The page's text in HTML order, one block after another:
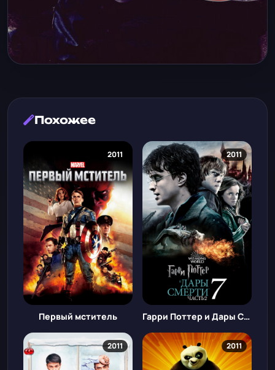
Похожее
2011
Первый мститель
2011
Гарри Поттер и Дары Смерти — Часть 2
2011 2011